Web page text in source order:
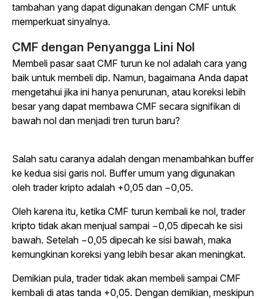
tambahan yang dapat digunakan dengan CMF untuk
memperkuat sinyalnya.
CMF dengan Penyangga Lini Nol
Membeli pasar saat CMF turun ke nol adalah cara yang
baik untuk membeli dip. Namun, bagaimana Anda dapat
mengetahui jika ini hanya penurunan, atau koreksi lebih
besar yang dapat membawa CMF secara signifikan di
bawah nol dan menjadi tren turun baru?
Salah satu caranya adalah dengan menambahkan buffer
ke kedua sisi garis nol. Buffer umum yang digunakan
oleh trader kripto adalah +0,05 dan −0,05.
Oleh karena itu, ketika CMF turun kembali ke nol, trader
kripto tidak akan menjual sampai −0,05 dipecah ke sisi
bawah. Setelah −0,05 dipecah ke sisi bawah, maka
kemungkinan koreksi yang lebih besar akan meningkat.
Demikian pula, trader tidak akan membeli sampai CMF
kembali di atas tanda +0,05. Dengan demikian, meskipun